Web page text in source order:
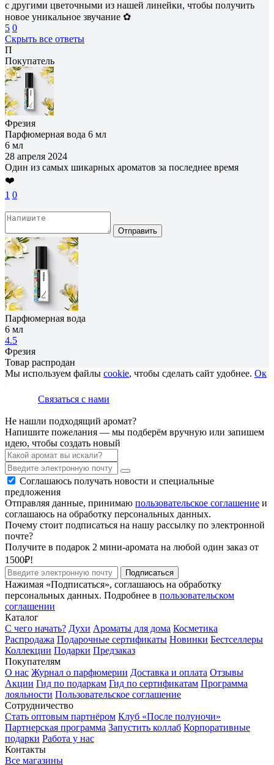
с другими цветочными из нашей линейки, чтобы получить
новое уникальное звучание ✿
5 0
Скрыть все ответы
П
Покупатель
Фрезия
Парфюмерная вода 6 мл
6 мл
28 апреля 2024
Один из самых шикарных ароматов за последнее время
❤️
1 0
Отправить
Парфюмерная вода
6 мл
4.5
Фрезия
Товар распродан
Мы используем файлы cookie, чтобы сделать сайт удобнее. Ок
Связаться с нами
Не нашли подходящий аромат?
Напишите пожелания — мы подберём вручную или запишем
идею, чтобы создать новый
Соглашаюсь получать новости и специальные
предложения
Отправляя данные, принимаю пользовательское соглашение и
соглашаюсь на обработку персональных данных.
Почему стоит подписаться на нашу рассылку по электронной
почте?
Получите в подарок 2 мини-аромата на любой один заказ от
1500₽!
Подписаться
Нажимая «Подписаться», соглашаюсь на обработку
персональных данных. Подробнее в пользовательском
соглашении
Каталог
С чего начать? Духи Ароматы для дома Косметика
Распродажа Подарочные сертификаты Новинки Бестселлеры
Коллекции Подарки Предзаказ
Покупателям
О нас Журнал о парфюмерии Доставка и оплата Отзывы
Акции Гид по подаркам Гид по сертификатам Программа
лояльности Пользовательское соглашение
Сотрудничество
Стать оптовым партнёром Клуб «После полуночи»
Партнерская программа Запустить коллаб Корпоративные
подарки Работа у нас
Контакты
Все магазины